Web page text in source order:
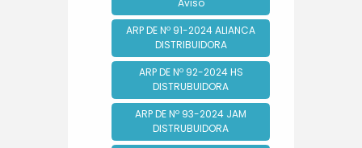
Aviso
ARP DE Nº 91-2024 ALIANCA
DISTRIBUIDORA
ARP DE Nº 92-2024 HS
DISTRUBUIDORA
ARP DE Nº 93-2024 JAM
DISTRUBUIDORA